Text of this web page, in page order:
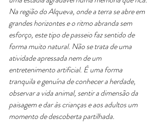
Na região do Alqueva, onde a terra se abre em
grandes horizontes e o ritmo abranda sem
esforço, este tipo de passeio faz sentido de
forma muito natural. Não se trata de uma
atividade apressada nem de um
entretenimento artificial. É uma forma
tranquila e genuína de conhecer a herdade,
observar a vida animal, sentir a dimensão da
paisagem e dar às crianças e aos adultos um
momento de descoberta partilhada.